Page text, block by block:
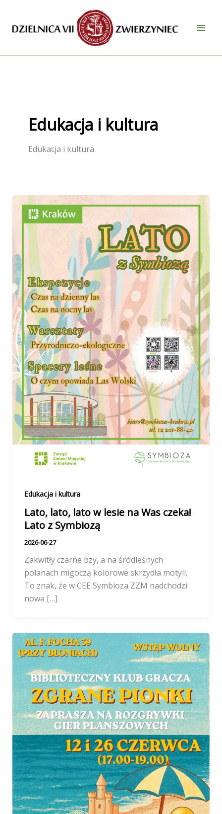
treści
Edukacja i kultura
Edukacja i kultura
Edukacja i kultura
Lato, lato, lato w lesie na Was czeka!
Lato z Symbiozą
2026-06-27
Zakwitły czarne bzy, a na śródleśnych
polanach migoczą kolorowe skrzydła motyli.
To znak, że w CEE Symbioza ZZM nadchodzi
nowa […]